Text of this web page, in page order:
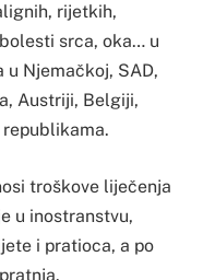
rijetkih,
srca, oka… u
Njemačkoj, SAD,
Austriji, Belgiji,
troškove liječenja
u inostranstvu,
i pratioca, a po